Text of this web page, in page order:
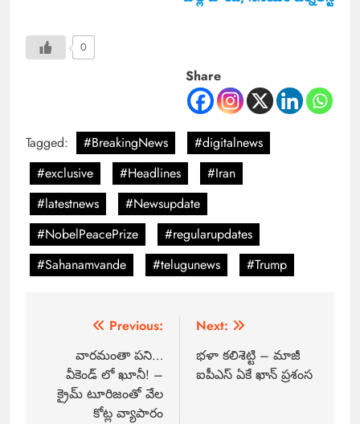
0
Share
Tagged: #BreakingNews
#digitalnews
#exclusive
#Headlines
#Iran
#latestnews
#Newsupdate
#NobelPeacePrize
#regularupdates
#Sahanamvande
#telugunews #Trump
Previous:
వారమంతా పని…
వీకెండ్ లో ఖూనీ! –
క్రైమ్ టూరిజంతో వేల
కోట్ల వ్యాపారం
Next:
భళా కలిశెట్టి – మాజీ
ఐపీఎస్ ఏకే ఖాన్ ప్రశంస